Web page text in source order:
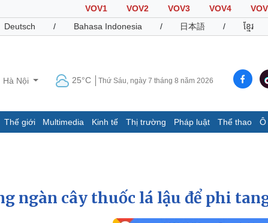
VOV1 VOV2 VOV3 VOV4
Deutsch / Bahasa Indonesia / 日本語 / ខ្មែរ
Hà Nội 25°C Thứ Sáu, ngày 7 tháng 8 năm 2026
Thế giới Multimedia Kinh tế Thị trường Pháp luật Thể thao Ô
Dấu ấn VOV
Hồ sơ
ngàn cây thuốc lá lậu để phi